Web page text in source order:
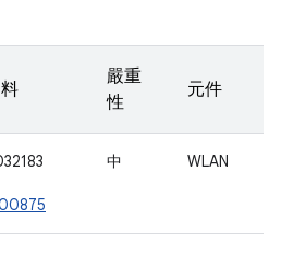
嚴重
性
元件
中 WLAN